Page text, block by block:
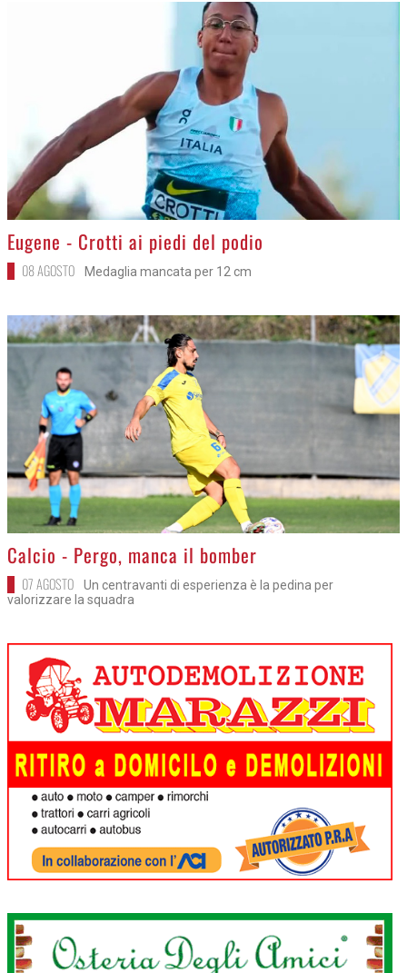
>
Eugene - Crotti ai piedi del podio
08 AGOSTO Medaglia mancata per 12 cm
>
Calcio - Pergo, manca il bomber
07 AGOSTO
Un centravanti di esperienza è la pedina per
valorizzare la squadra